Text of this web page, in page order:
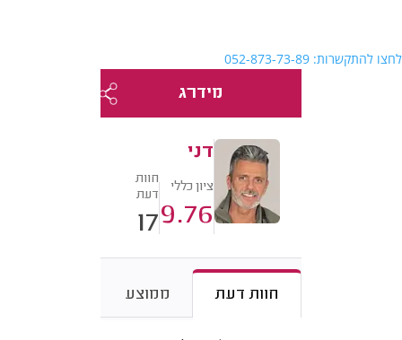
לחצו להתקשרות: 052-873-73-89